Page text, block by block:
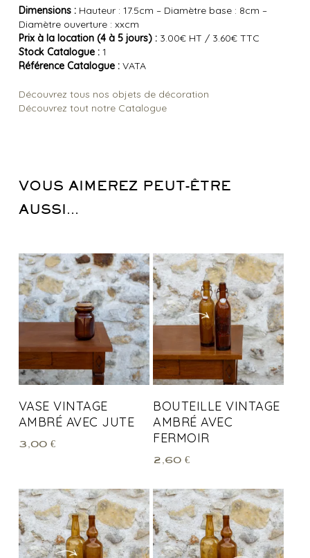
Dimensions :Hauteur : 17.5cm – Diamètre base : 8cm –
Diamètre ouverture : xxcm
Prix à la location (4 à 5 jours) :3.00€ HT / 3.60€ TTC
Stock Catalogue :1
Référence Catalogue :VATA
Découvrez tous nos objets de décoration
Découvrez tout notre Catalogue
VOUS AIMEREZ PEUT-ÊTRE
AUSSI…
VASE VINTAGE
AMBRÉ AVEC JUTE
3,00 €
BOUTEILLE VINTAGE
AMBRÉ AVEC
FERMOIR
2,60€